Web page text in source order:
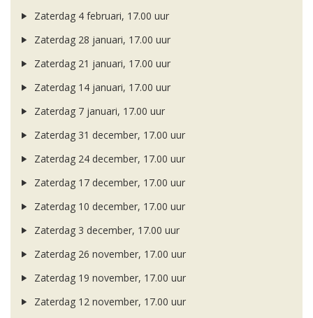
Zaterdag 4 februari, 17.00 uur
Zaterdag 28 januari, 17.00 uur
Zaterdag 21 januari, 17.00 uur
Zaterdag 14 januari, 17.00 uur
Zaterdag 7 januari, 17.00 uur
Zaterdag 31 december, 17.00 uur
Zaterdag 24 december, 17.00 uur
Zaterdag 17 december, 17.00 uur
Zaterdag 10 december, 17.00 uur
Zaterdag 3 december, 17.00 uur
Zaterdag 26 november, 17.00 uur
Zaterdag 19 november, 17.00 uur
Zaterdag 12 november, 17.00 uur